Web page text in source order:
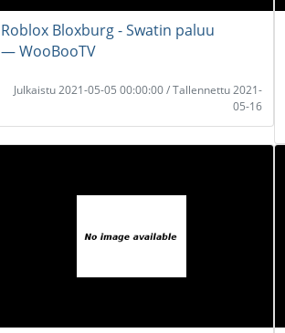
Roblox Bloxburg - Swatin paluu
― WooBooTV
Julkaistu 2021-05-05 00:00:00 / Tallennettu 2021-
05-16